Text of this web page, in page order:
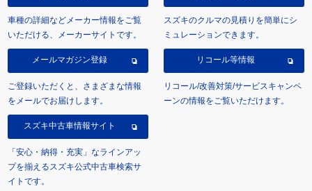
車種の詳細などメーカー情報をご覧
いただける、メーカーサイトです。
スズキのクルマの見積りを簡単にシ
ミュレーションできます。
メールマガジン登録
ご登録いただくと、さまざまな情報
をメールでお届けします。
リコール等情報
リコール/改善対策/サービスキャンペ
ーンの情報をご覧いただけます。
スズキ中古車情報サイト
「安心・納得・充実」なラインアッ
プを揃えるスズキ公式中古車検索サ
イトです。